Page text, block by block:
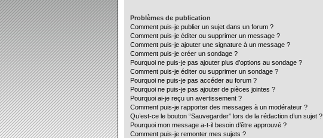
Problèmes de publication
Comment puis-je publier un sujet dans un forum ?
Comment puis-je éditer ou supprimer un message ?
Comment puis-je ajouter une signature à un message ?
Comment puis-je créer un sondage ?
Pourquoi ne puis-je pas ajouter plus d’options au sondage ?
Comment puis-je éditer ou supprimer un sondage ?
Pourquoi ne puis-je pas accéder au forum ?
Pourquoi ne puis-je pas ajouter de pièces jointes ?
Pourquoi ai-je reçu un avertissement ?
Comment puis-je rapporter des messages à un modérateur ?
Qu’est-ce le bouton “Sauvegarder” lors de la rédaction d’un sujet ?
Pourquoi mon message a-t-il besoin d’être approuvé ?
Comment puis-je remonter mes sujets ?